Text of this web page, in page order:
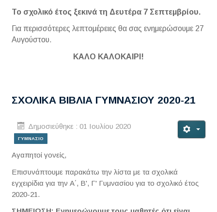
Το σχολικό έτος ξεκινά τη Δευτέρα 7 Σεπτεμβρίου.
Για περισσότερες λεπτομέρειες θα σας ενημερώσουμε 27
Αυγούστου.
ΚΑΛΟ ΚΑΛΟΚΑΙΡΙ!
ΣΧΟΛΙΚΑ ΒΙΒΛΙΑ ΓΥΜΝΑΣΙΟΥ 2020-21
Δημοσιεύθηκε : 01 Ιουλίου 2020
ΓΥΜΝΑΣΙΟ
Αγαπητοί γονείς,
Επισυνάπτουμε παρακάτω την λίστα με τα σχολικά
εγχειρίδια για την Α΄, Β', Γ' Γυμνασίου για το σχολικό έτος
2020-21.